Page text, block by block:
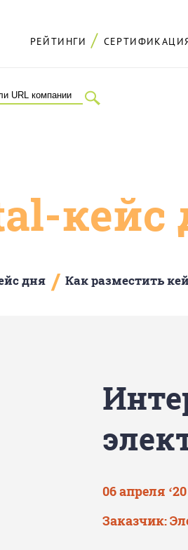
РЕЙТИНГИ
кейс
дня / Как разместить
06 апреля ‘20
Заказчик: